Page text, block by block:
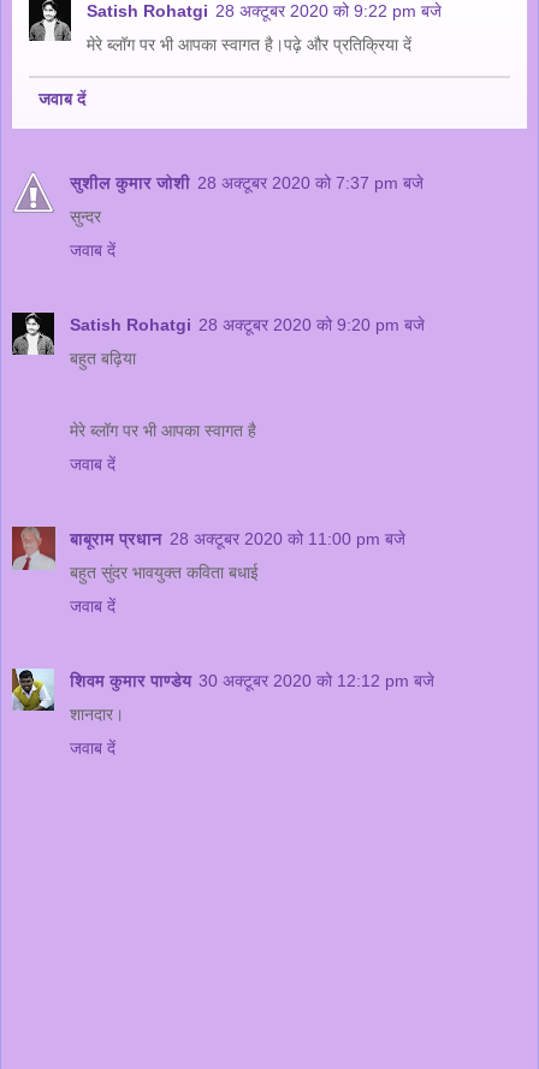
Satish Rohatgi 28 अक्टूबर 2020 को 9:22 pm बजे
मेरे ब्लॉग पर भी आपका स्वागत है।पढ़े और प्रतिक्रिया दें
जवाब दें
सुशील कुमार जोशी 28 अक्टूबर 2020 को 7:37 pm बजे
सुन्दर
जवाब दें
Satish Rohatgi 28 अक्टूबर 2020 को 9:20 pm बजे
बहुत बढ़िया
मेरे ब्लॉग पर भी आपका स्वागत है
जवाब दें
बाबूराम प्रधान 28 अक्टूबर 2020 को 11:00 pm बजे
बहुत सुंदर भावयुक्त कविता बधाई
जवाब दें
शिवम कुमार पाण्डेय 30 अक्टूबर 2020 को 12:12 pm बजे
शानदार।
जवाब दें